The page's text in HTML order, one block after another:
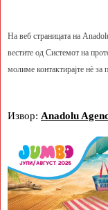
На веб страницата на
вестите од Системот на
молиме контактирајте нè за
Извор: Anadolu